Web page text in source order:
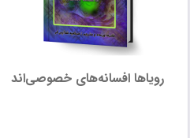
رویاها افسانه‌های خصوصی‌اند